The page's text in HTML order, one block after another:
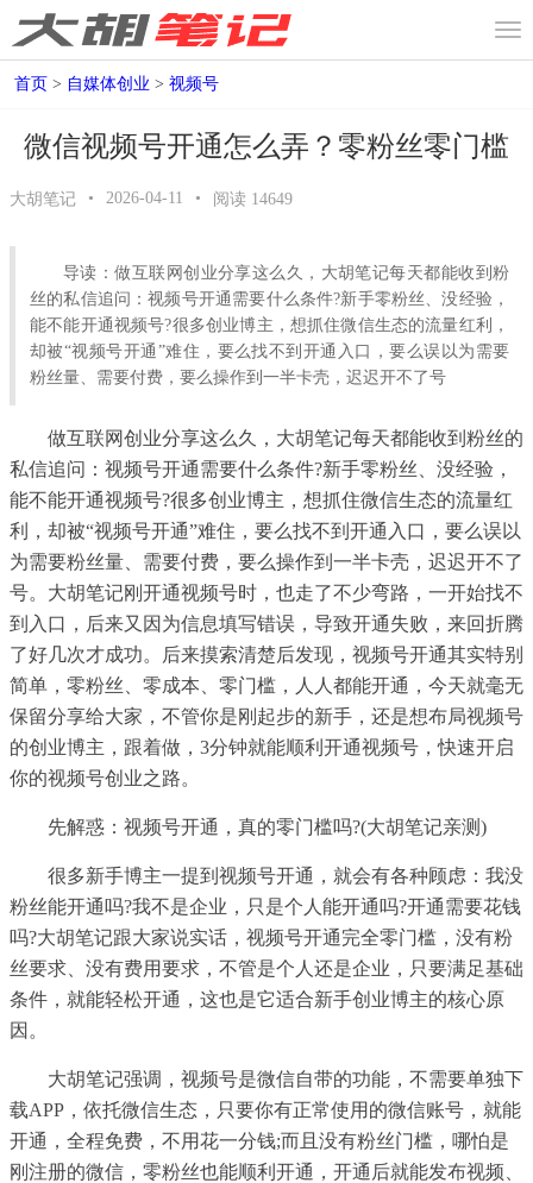
首页 > 自媒体创业 > 视频号
微信视频号开通怎么弄？零粉丝零门槛
大胡笔记 • 2026-04-11 • 阅读 14649
导读：做互联网创业分享这么久，大胡笔记每天都能收到粉
丝的私信追问：视频号开通需要什么条件?新手零粉丝、没经验，
能不能开通视频号?很多创业博主，想抓住微信生态的流量红利，
却被“视频号开通”难住，要么找不到开通入口，要么误以为需要
粉丝量、需要付费，要么操作到一半卡壳，迟迟开不了号
做互联网创业分享这么久，大胡笔记每天都能收到粉丝的
私信追问：视频号开通需要什么条件?新手零粉丝、没经验，
能不能开通视频号?很多创业博主，想抓住微信生态的流量红
利，却被“视频号开通”难住，要么找不到开通入口，要么误以
为需要粉丝量、需要付费，要么操作到一半卡壳，迟迟开不了
号。大胡笔记刚开通视频号时，也走了不少弯路，一开始找不
到入口，后来又因为信息填写错误，导致开通失败，来回折腾
了好几次才成功。后来摸索清楚后发现，视频号开通其实特别
简单，零粉丝、零成本、零门槛，人人都能开通，今天就毫无
保留分享给大家，不管你是刚起步的新手，还是想布局视频号
的创业博主，跟着做，3分钟就能顺利开通视频号，快速开启
你的视频号创业之路。
先解惑：视频号开通，真的零门槛吗?(大胡笔记亲测)
很多新手博主一提到视频号开通，就会有各种顾虑：我没
粉丝能开通吗?我不是企业，只是个人能开通吗?开通需要花钱
吗?大胡笔记跟大家说实话，视频号开通完全零门槛，没有粉
丝要求、没有费用要求，不管是个人还是企业，只要满足基础
条件，就能轻松开通，这也是它适合新手创业博主的核心原
因。
大胡笔记强调，视频号是微信自带的功能，不需要单独下
载APP，依托微信生态，只要你有正常使用的微信账号，就能
开通，全程免费，不用花一分钱;而且没有粉丝门槛，哪怕是
刚注册的微信，零粉丝也能顺利开通，开通后就能发布视频、